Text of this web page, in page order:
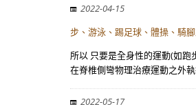
2022-04-15
步、游泳、踢足球、體操、騎
所以 只要是全身性的運動(如
在脊椎側彎物理治療運動之外
2022-05-17